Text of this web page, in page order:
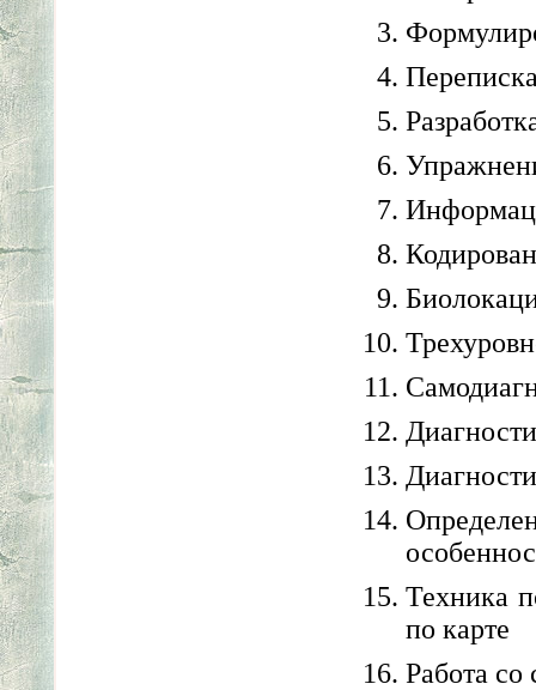
Техника
по карте
Работа со